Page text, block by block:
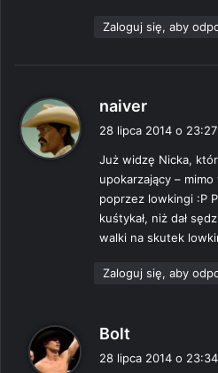
Zaloguj się, aby
naiver
i
z
e
:
28 lipca 2014 o 23:27
Już widzę Nicka,
upokarzający –
poprzez lowkingi :P
kuśtykał, niż dał
walki na skutek
Zaloguj się, aby
Bolt
28 lipca 2014 o 23:34